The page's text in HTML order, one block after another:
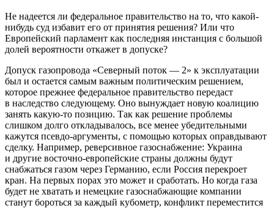
Не надеется ли федеральное правительство на то, что какой-
нибудь суд избавит его от принятия решения? Или что
Европейский парламент как последняя инстанция с большой
долей вероятности откажет в допуске?
Допуск газопровода «Северный поток — 2» к эксплуатации
был и остается самым важным политическим решением,
которое прежнее федеральное правительство передаст
в наследство следующему. Оно вынуждает новую коалицию
занять какую-то позицию. Так как решение проблемы
слишком долго откладывалось, все менее убедительными
кажутся псевдо-аргументы, с помощью которых оправдывают
сделку. Например, реверсивное газоснабжение: Украина
и другие восточно-европейские страны должны будут
снабжаться газом через Германию, если Россия перекроет
кран. На первых порах это может и сработать. Но когда газа
будет не хватать и немецкие газоснабжающие компании
станут бороться за каждый кубометр, конфликт переместится